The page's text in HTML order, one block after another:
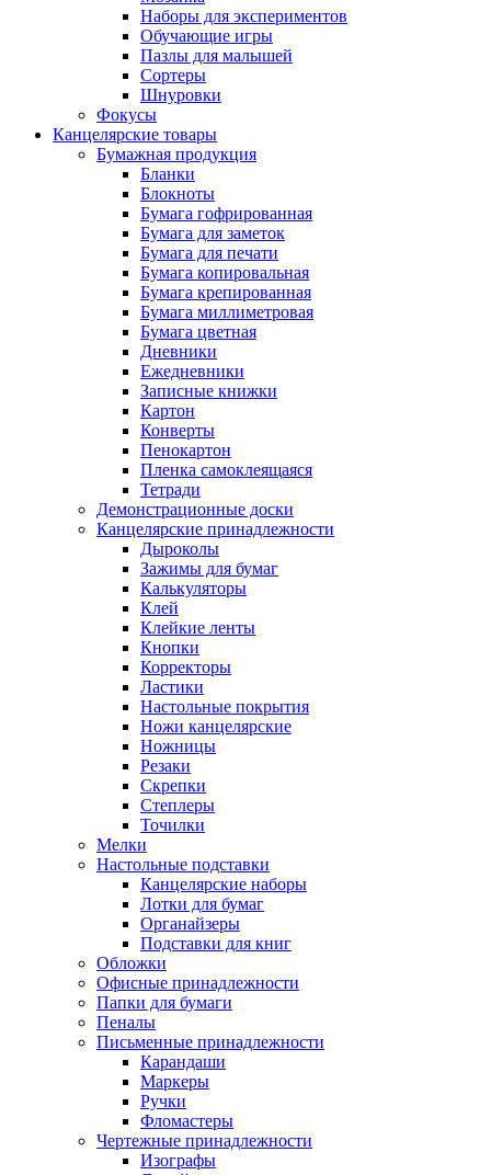
Наборы для экспериментов
Обучающие игры
Пазлы для малышей
Сортеры
Шнуровки
Фокусы
Канцелярские товары
Бумажная продукция
Бланки
Блокноты
Бумага гофрированная
Бумага для заметок
Бумага для печати
Бумага копировальная
Бумага крепированная
Бумага миллиметровая
Бумага цветная
Дневники
Ежедневники
Записные книжки
Картон
Конверты
Пенокартон
Пленка самоклеящаяся
Тетради
Демонстрационные доски
Канцелярские принадлежности
Дыроколы
Зажимы для бумаг
Калькуляторы
Клей
Клейкие ленты
Кнопки
Корректоры
Ластики
Настольные покрытия
Ножи канцелярские
Ножницы
Резаки
Скрепки
Степлеры
Точилки
Мелки
Настольные подставки
Канцелярские наборы
Лотки для бумаг
Органайзеры
Подставки для книг
Обложки
Офисные принадлежности
Папки для бумаги
Пеналы
Письменные принадлежности
Карандаши
Маркеры
Ручки
Фломастеры
Чертежные принадлежности
Изографы